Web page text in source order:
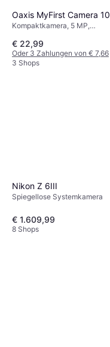
Oaxis MyFirst Camera 10
Kompaktkamera, 5 MP,
€ 22,99
Oder 3 Zahlungen von € 7,66
3 Shops
Nikon Z 6III
Spiegellose Systemkamera
€ 1.609,99
8 Shops